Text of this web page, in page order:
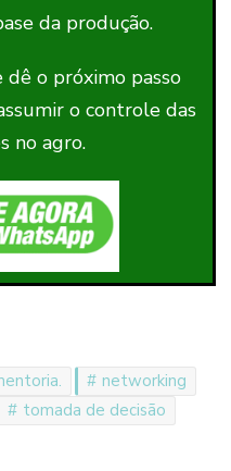
da produção.
dê o próximo passo
o controle das
no agro.
networking
tomada de decisão